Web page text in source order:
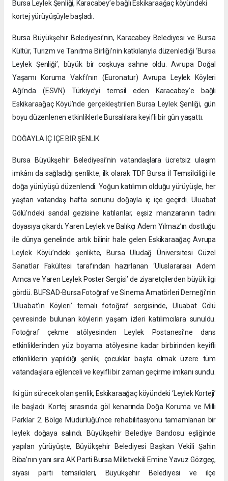
Bursa Leylek Şenliği, Karacabey’e bağlı Eskikaraağaç köyündeki
kortej yürüyüşüyle başladı.
Bursa Büyükşehir Belediyesi’nin, Karacabey Belediyesi ve Bursa
Kültür, Turizm ve Tanıtma Birliği’nin katkılarıyla düzenlediği ‘Bursa
Leylek Şenliği’, büyük bir coşkuya sahne oldu. Avrupa Doğal
Yaşamı Koruma Vakfı’nın (Euronatur) Avrupa Leylek Köyleri
Ağı’nda (ESVN) Türkiye’yi temsil eden Karacabey’e bağlı
Eskikaraağaç Köyü’nde gerçekleştirilen Bursa Leylek Şenliği, gün
boyu düzenlenen etkinliklerle Bursalılara keyifli bir gün yaşattı.
DOĞAYLA İÇ İÇE BİR ŞENLİK
Bursa Büyükşehir Belediyesi’nin vatandaşlara ücretsiz ulaşım
imkânı da sağladığı şenlikte, ilk olarak TDF Bursa İl Temsilciliği ile
doğa yürüyüşü düzenlendi. Yoğun katılımın olduğu yürüyüşle, her
yaştan vatandaş hafta sonunu doğayla iç içe geçirdi. Uluabat
Gölü’ndeki sandal gezisine katılanlar, eşsiz manzaranın tadını
doyasıya çıkardı. Yaren Leylek ve Balıkçı Adem Yılmaz’ın dostluğu
ile dünya genelinde artık bilinir hale gelen Eskikaraağaç Avrupa
Leylek Köyü’ndeki şenlikte, Bursa Uludağ Üniversitesi Güzel
Sanatlar Fakültesi tarafından hazırlanan ‘Uluslararası Adem
Amca ve Yaren Leylek Poster Sergisi’ de ziyaretçilerden büyük ilgi
gördü. BUFSAD-Bursa Fotoğraf ve Sinema Amatörleri Derneği’nin
‘Uluabat’ın Köyleri’ temalı fotoğraf sergisinde, Uluabat Gölü
çevresinde bulunan köylerin yaşam izleri katılımcılara sunuldu.
Fotoğraf çekme atölyesinden Leylek Postanesi’ne dans
etkinliklerinden yüz boyama atölyesine kadar birbirinden keyifli
etkinliklerin yapıldığı şenlik, çocuklar başta olmak üzere tüm
vatandaşlara eğlenceli ve keyifli bir zaman geçirme imkanı sundu.
İki gün sürecek olan şenlik, Eskikaraağaç köyündeki ‘Leylek Korteji’
ile başladı. Kortej sırasında göl kenarında Doğa Koruma ve Milli
Parklar 2. Bölge Müdürlüğü'nce rehabilitasyonu tamamlanan bir
leylek doğaya salındı. Büyükşehir Belediye Bandosu eşliğinde
yapılan yürüyüşte, Büyükşehir Belediyesi Başkan Vekili Şahin
Biba’nın yanı sıra AK Parti Bursa Milletvekili Emine Yavuz Gözgeç,
siyasi parti temsilcileri, Büyükşehir Belediyesi ve ilçe